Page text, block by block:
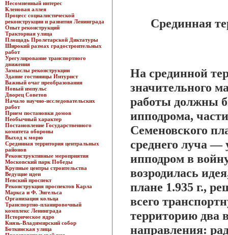
Несомненный интерес
Кленовая аллея
Процесс социалистической
реконструкции и развития Ленинграда
Опыт реконструкций
Тракторная улица
Площадь Пролетарской Диктатуры
Широкий размах градостроительных
работ
Урегулирование транспортного
движения
Замыслы реконструкции
Здание гостиницы Интурист
Важный очаг преобразования
Новый импульс
Дворец Советов
Начало научно-исследовательских
работ
Прием постановки домов
Необычный характер
Постановление Государственного
комитета обороны
Выход к морю
Срединная территория центральных
районов
Реконструктивные мероприятия
Московский парк Победы
Крупные центры строительства
Ведущие идеи
Невский проспект
Реконструкция проспектов Карла
Маркса и Ф. Энгельса
Организация кольца
Транспортно-планировочный
комплекс Ленинграда
Историческое ядро
Князь-Владимирский собор
Боткинская улица
Срединная
На срединной
значительного
работы должны
ипподрома,
Семеновского
среднего луча
ипподром в
возродилась
плане 1.935 г.,
всего
территорию два
направления: